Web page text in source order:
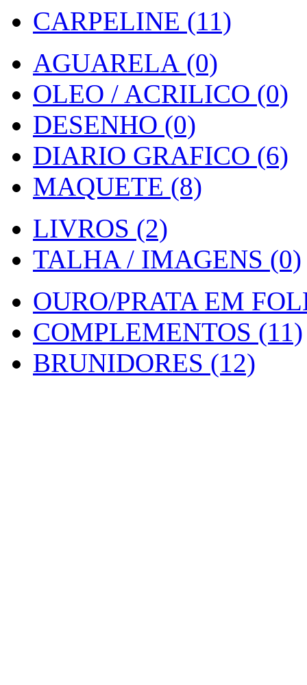
CARPELINE (11)
AGUARELA (0)
OLEO / ACRILICO (0)
DESENHO (0)
DIARIO GRAFICO (6)
MAQUETE (8)
LIVROS (2)
TALHA / IMAGENS (0)
OURO/PRATA EM
COMPLEMENTOS (11)
BRUNIDORES (12)